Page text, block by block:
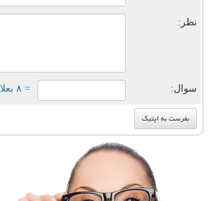
نظر:
سوال: = ۸ بعلاوه ۴